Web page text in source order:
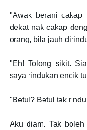
"Awak berani cakap
dekat nak cakap
orang, bila jauh
"Eh! Tolong sikit.
saya rindukan encik
"Betul? Betul tak
Aku diam. Tak boleh